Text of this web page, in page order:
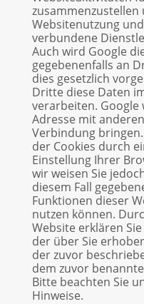
Websitenutzung
verbundene
Auch wird Google
gegebenenfalls an
dies gesetzlich
Dritte diese Daten
verarbeiten. Google
Adresse mit
Verbindung
der Cookies durch
Einstellung Ihrer
wir weisen Sie
diesem Fall
Funktionen dieser
nutzen können.
Website erklären
der über Sie
der zuvor
dem zuvor
Bitte beachten Sie
Hinweise.